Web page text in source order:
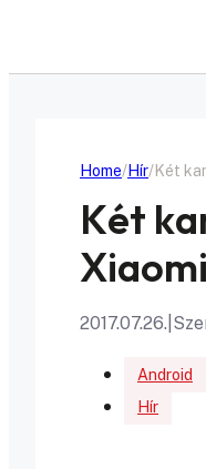
Home Hír Két
Két
2017.07.26.
Android
Hír